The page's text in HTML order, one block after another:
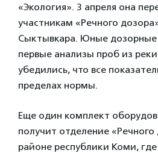
«Экология». 3 апреля она
участникам «Речного
Сыктывкара. Юные дозорные
первые анализы проб из
убедились, что все
пределах нормы.
Еще один комплект
получит отделение
районе республики Коми,